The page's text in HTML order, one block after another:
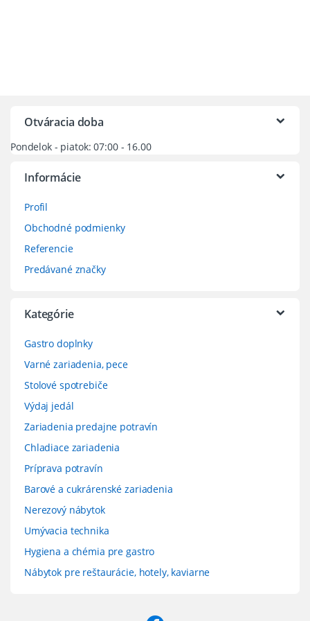
na
produktu.
Otváracia doba
Pondelok - piatok: 07:00 - 16.00
Informácie
Profil
Obchodné podmienky
Referencie
Predávané značky
Kategórie
Gastro doplnky
Varné zariadenia, pece
Stolové spotrebiče
Výdaj jedál
Zariadenia predajne potravín
Chladiace zariadenia
Príprava potravín
Barové a cukrárenské zariadenia
Nerezový nábytok
Umývacia technika
Hygiena a chémia pre gastro
Nábytok pre reštaurácie, hotely, kaviarne